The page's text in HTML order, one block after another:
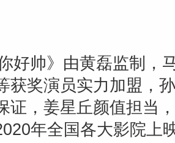
好帅》由黄磊监制，
获奖演员实力加盟，
证，姜星丘颜值担当
年全国各大影院上